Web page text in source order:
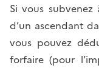
Si vous
d’un ascendant
vous pouvez
forfaire (pour